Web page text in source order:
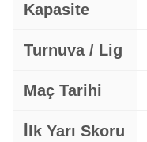
Kapasite
Turnuva / Lig
Maç Tarihi
İlk Yarı Skoru